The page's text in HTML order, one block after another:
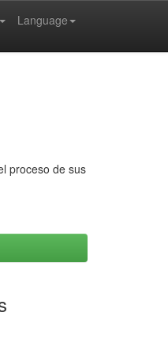
Language
proceso de sus